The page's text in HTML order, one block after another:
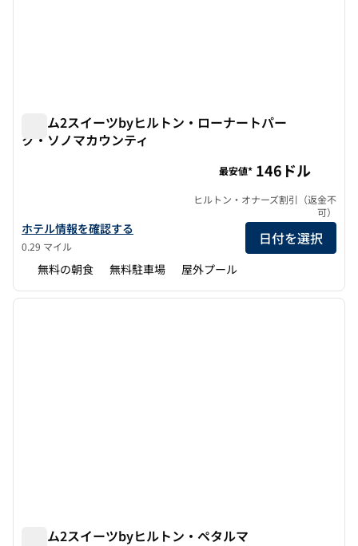
ホーム2スイーツbyヒルトン・ローナートパー
ク・ソノマカウンティ
ホーム2スイーツbyヒルトン・ローナートパーク・ソノマカウン
ホテル情報を確認する
0.29 マイル
最安値* 146ドル
ヒルトン・オナーズ割引（返金不
可）
日付を選択
無料の朝食 無料駐車場 屋外プール
1/12
1/12
次の
ホーム2スイーツbyヒルトン・ペタルマ